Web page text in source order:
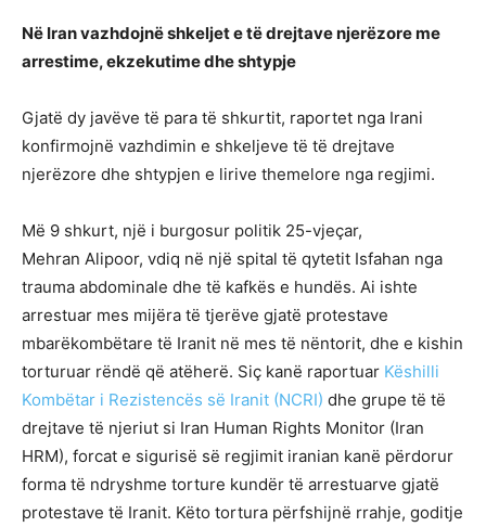
Në Iran vazhdojnë shkeljet e të drejtave njerëzore me
arrestime, ekzekutime dhe shtypje
Gjatë dy javëve të para të shkurtit, raportet nga Irani
konfirmojnë vazhdimin e shkeljeve të të drejtave
njerëzore dhe shtypjen e lirive themelore nga regjimi.
Më 9 shkurt, një i burgosur politik 25-vjeçar,
Mehran Alipoor, vdiq në një spital të qytetit Isfahan nga
trauma abdominale dhe të kafkës e hundës. Ai ishte
arrestuar mes mijëra të tjerëve gjatë protestave
mbarëkombëtare të Iranit në mes të nëntorit, dhe e kishin
torturuar rëndë që atëherë. Siç kanë raportuar Këshilli
Kombëtar i Rezistencës së Iranit (NCRI) dhe grupe të të
drejtave të njeriut si Iran Human Rights Monitor (Iran
HRM), forcat e sigurisë së regjimit iranian kanë përdorur
forma të ndryshme torture kundër të arrestuarve gjatë
protestave të Iranit. Këto tortura përfshijnë rrahje, goditje